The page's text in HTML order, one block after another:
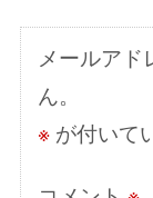
シ
ョ
ン
メールアド
ん。
※が付いて